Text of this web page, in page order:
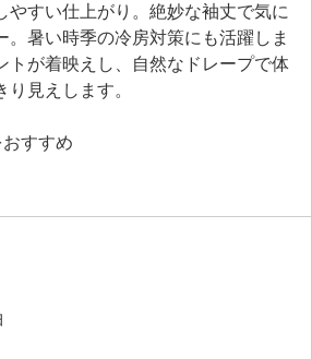
やすい仕上がり。絶妙な袖丈で気に
。暑い時季の冷房対策にも活躍しま
トが着映えし、自然なドレープで体
見えします。
すすめ